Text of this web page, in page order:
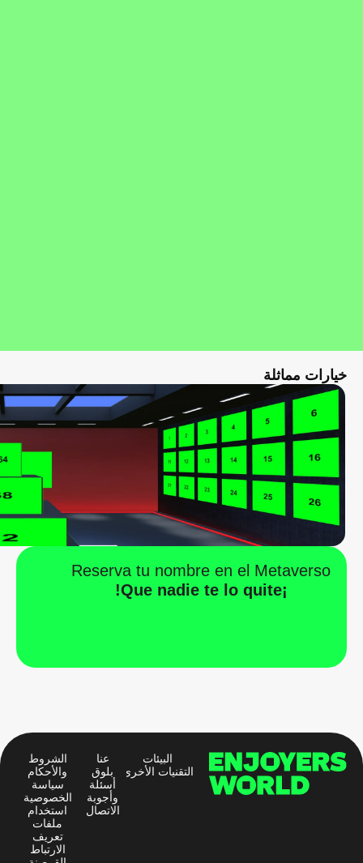
خيارات مماثلة
Reserva tu nombre en el Metaverso
¡Que nadie te lo quite!
البيئات
التقنيات الأخرى
عنا
بلوق
أسئلة
وأجوبة
الاتصال
الشروط
والأحكام
سياسة
الخصوصية
استخدام
ملفات
تعريف
الارتباط